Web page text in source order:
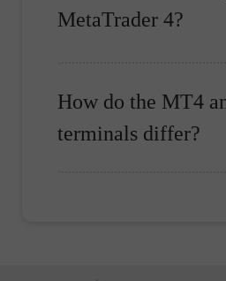
MetaTrader 4?
How do the MT4
terminals differ?